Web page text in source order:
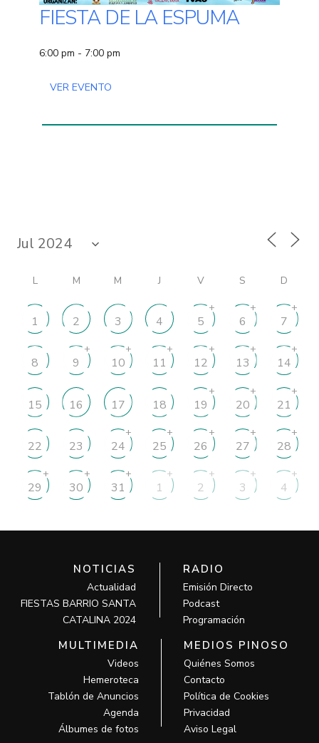
FIESTA DE LA ESPUMA
6:00 pm - 7:00 pm
VER EVENTO
L M M J V S D
1 2 3 4 5
+
6
+
7
+
8 9
+
10
+
11
+
12
+
13
+
14
+
15 16 17 18 19
+
20
+
21
+
22 23 24
+
25
+
26
+
27
+
28
+
29
+
30
+
31
+
1
+
2
+
3
+
4
+
NOTICIAS
Actualidad
FIESTAS BARRIO SANTA
CATALINA 2024
RADIO
Emisión Directo
Podcast
Programación
MULTIMEDIA
Videos
Hemeroteca
Tablón de Anuncios
Agenda
Álbumes de fotos
MEDIOS PINOSO
Quiénes Somos
Contacto
Política de Cookies
Privacidad
Aviso Legal